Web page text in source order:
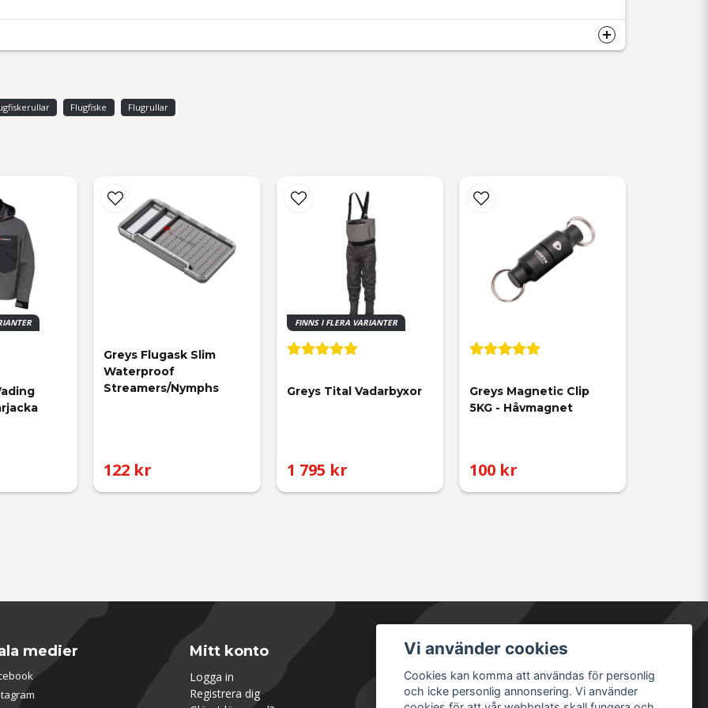
Flugfiske Flugrullar
Greys Flugask Slim
Waterproof
Streamers/Nymphs
122 kr
FINNS I FLERA VARIANTER
Greys Tital Vadarbyxor
1 795 kr
Greys Magnetic Clip
5KG - Håvmagnet
100 kr
medier Mitt konto
Logga in
Registrera dig
Säkra betalningar
Vi använder cookies
Cookies kan komma att användas för personlig
och icke personlig annonsering. Vi använder